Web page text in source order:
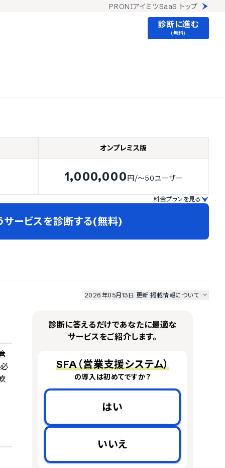
PRONIアイミツSaaS トップ
診断に進む
(無料)
オンプレミス版
1,000,000円/～50ユーザー
料金プランを見る
サービスを診断する(無料)
2026年05月13日 更新掲載情報について
一部
PRONIアイミツSaaS
のサービスデータを参照しています。
業界DX最強ナビ編集部 情報取得元
診断に答えるだけであなたに最適な
サービスをご紹介します。
SFA（営業支援システム）
の導入は初めてですか？
はい
いいえ